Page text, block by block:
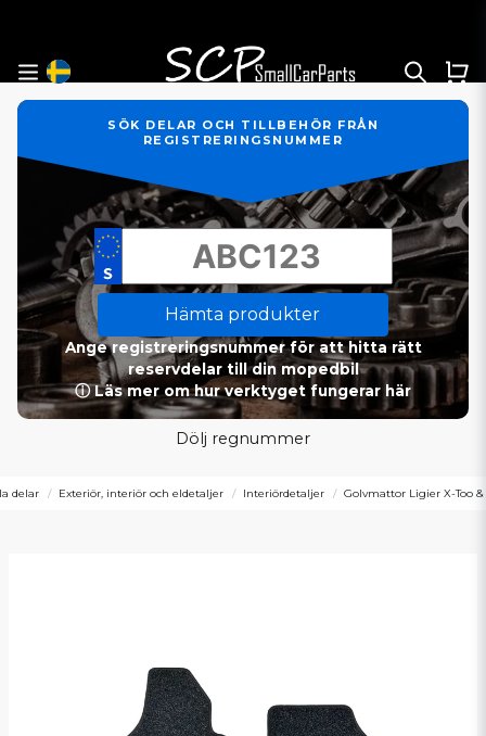
SÖK DELAR OCH TILLBEHÖR FRÅN
REGISTRERINGSNUMMER
Hämta produkter
Ange registreringsnummer för att hitta rätt
reservdelar till din mopedbil
ⓘ Läs mer om hur verktyget fungerar här
Dölj regnummer
delar Exteriör, interiör och eldetaljer Interiördetaljer Golvmattor Ligier X-Too